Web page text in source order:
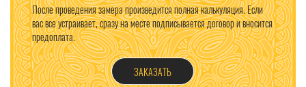
После проведения замера произведится полная калькуляция. Если
вас все устраивает, сразу на месте подписывается договор и вносится
предоплата.
ЗАКАЗАТЬ